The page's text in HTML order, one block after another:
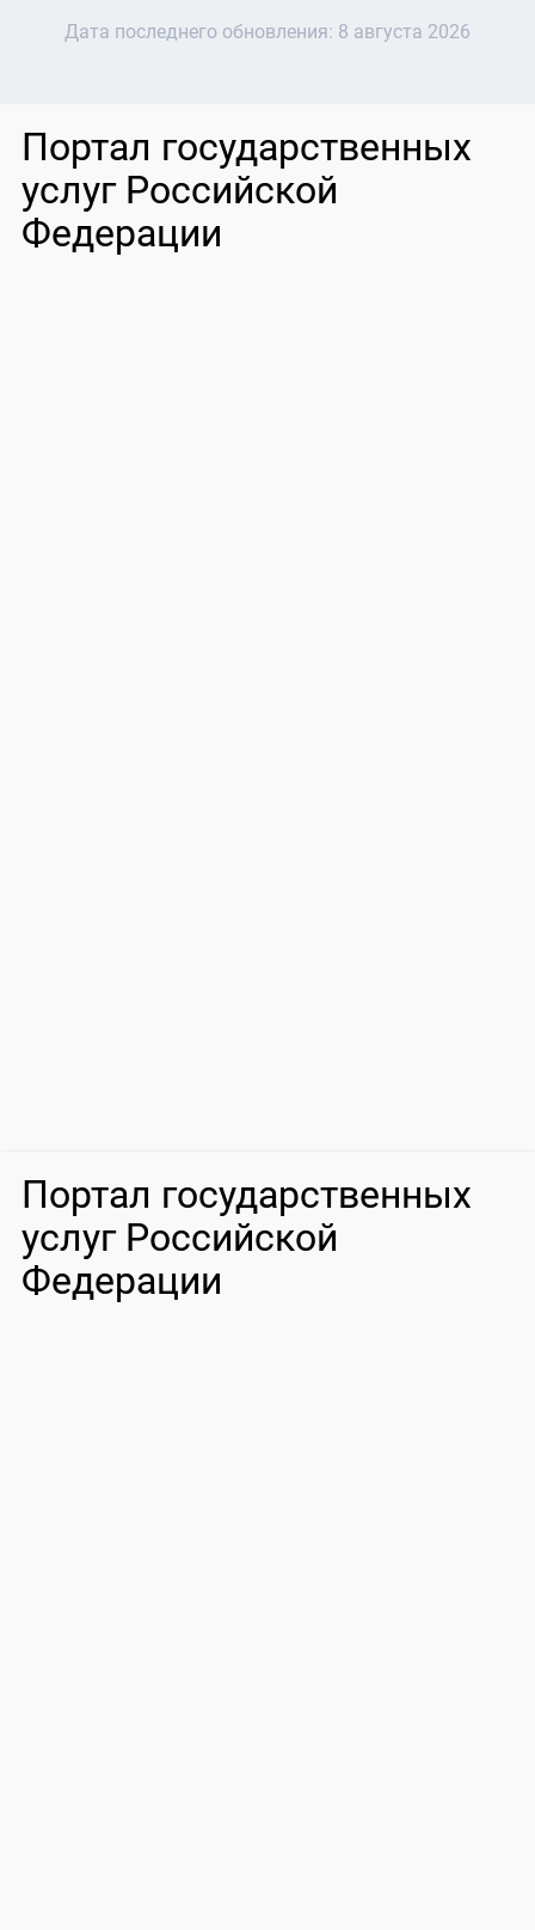
Дата последнего обновления: 8 августа 2026
Портал государственных
услуг Российской
Федерации
Портал государственных
услуг Российской
Федерации